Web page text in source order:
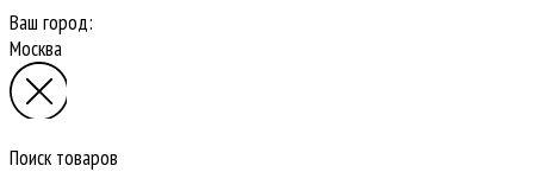
Ваш город:
Москва
Поиск товаров